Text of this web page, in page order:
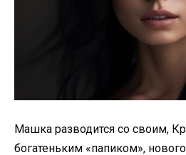
Машка разводится со своим,
богатеньким «папиком»,